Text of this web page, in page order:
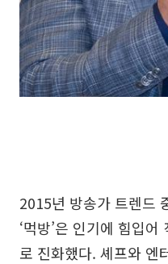
2015년 방송가 트렌드
‘먹방’은 인기에 힘입어
로 진화했다. 셰프와 엔